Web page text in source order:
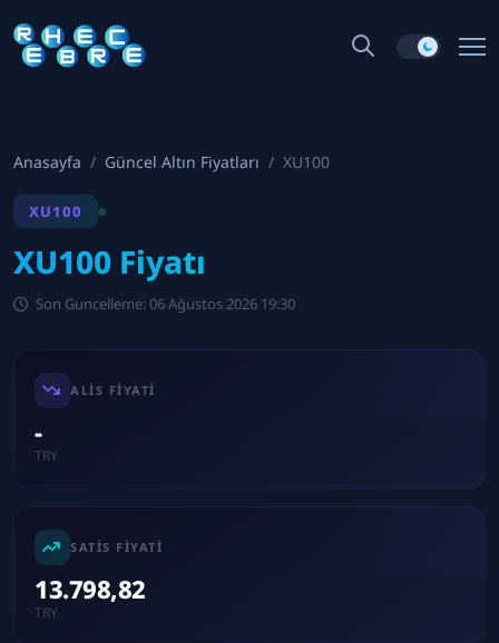
Anasayfa Güncel Altın Fiyatları XU100
XU100
XU100 Fiyatı
Son Guncelleme: 06 Ağustos 2026 19:30
ALIS FIYATI
-
TRY
SATIS FIYATI
13.798,82
TRY